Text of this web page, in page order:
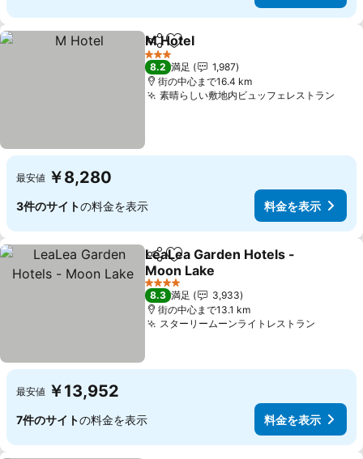
シェアお気に入りに追加
M Hotel
3 ホテルのランク
8.2 満足
1,987
街の中心まで16.4 km
素晴らしい敷地内ビュッフェレストラン
最安値 ￥8,280
3件のサイトの料金を表示 料金を表示
シェアお気に入りに追加
LeaLea Garden Hotels -
Moon Lake
料金を表示
4 ホテルのランク
8.3 満足
3,933
街の中心まで13.1 km
スターリームーンライトレストラン
最安値 ￥13,952
7件のサイトの料金を表示 料金を表示